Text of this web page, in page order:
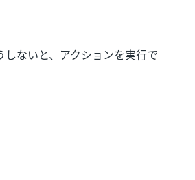
ないと、アクションを実行で